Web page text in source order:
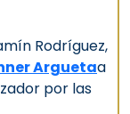
Rodríguez,
Arguetaa
por las